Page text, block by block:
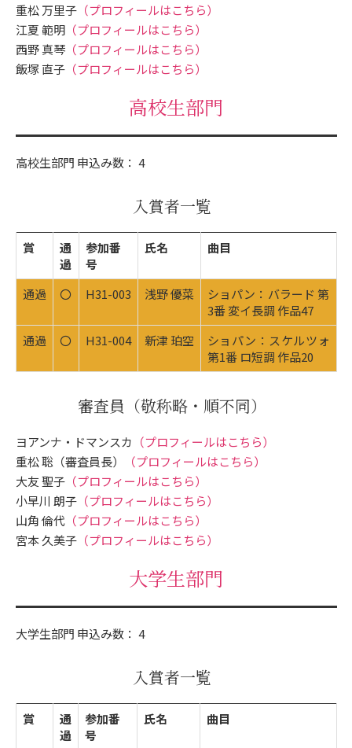
重松 万里子（プロフィールはこちら）
江夏 範明（プロフィールはこちら）
西野 真琴（プロフィールはこちら）
飯塚 直子（プロフィールはこちら）
高校生部門
高校生部門 申込み数： 4
入賞者一覧
賞
通
過
参加番
号
氏名 曲目
通過 〇 H31-003 浅野 優菜
ショパン：バラード 第
3番 変イ長調 作品47
通過
〇 H31-004 新津 珀空
ショパン：スケルツォ
第1番 ロ短調 作品20
審査員 （敬称略・順不同）
ヨアンナ・ドマンスカ （プロフィールはこちら）
重松 聡（審査員長）
（プロフィールはこちら）
大友 聖子（プロフィールはこちら）
小早川 朗子（プロフィールはこちら）
山角 倫代（プロフィールはこちら）
宮本 久美子（プロフィールはこちら）
大学生部門
大学生部門 申込み数： 4
入賞者一覧
賞
通
過
参加番
号
氏名 曲目